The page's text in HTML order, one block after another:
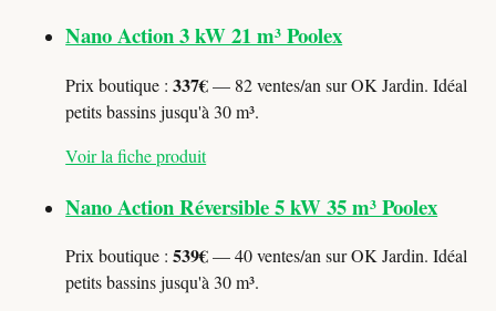
Nano Action 3 kW 21 m³ Poolex
Prix boutique :337€— 82 ventes/an sur OK Jardin. Idéal
petits bassins jusqu'à 30 m³.
Voir la fiche produit
Nano Action Réversible 5 kW 35 m³ Poolex
Prix boutique :539€— 40 ventes/an sur OK Jardin. Idéal
petits bassins jusqu'à 30 m³.